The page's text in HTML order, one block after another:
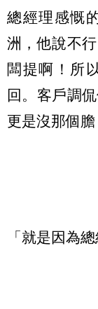
總經理感慨
洲，他說不
闆提啊！所
回。客戶調
更是沒那個
「就是因為